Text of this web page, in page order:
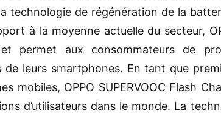
technologie de régénération de la
à la moyenne actuelle du secteur,
et permet aux consommateurs de
de leurs smartphones. En tant que
mobiles, OPPO SUPERVOOC Flash
d’utilisateurs dans le monde. La